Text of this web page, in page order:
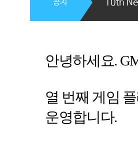
10th
공지
안녕하세요.
열 번째 게임
운영합니다.